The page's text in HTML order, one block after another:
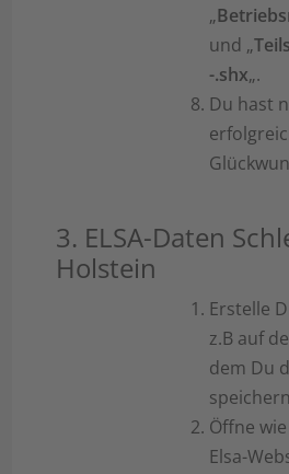
„
und „
-.shx„.
Du hast
3. ELSA-Daten
Holstein
Erstelle
z.B auf
dem Du
Öffne
Elsa-